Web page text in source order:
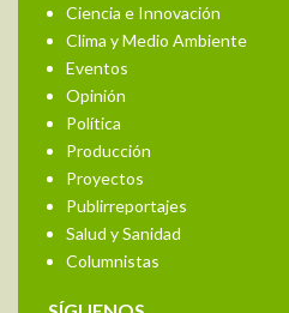
Ciencia e Innovación
Clima y Medio Ambiente
Eventos
Opinión
Política
Producción
Proyectos
Publirreportajes
Salud y Sanidad
Columnistas